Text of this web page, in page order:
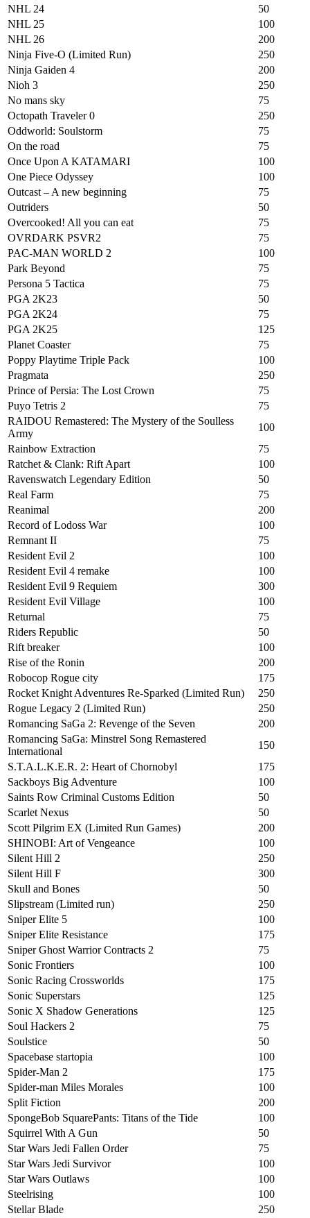
NHL 24
50
NHL 25
100
NHL 26
200
Ninja Five-O (Limited Run)
250
Ninja Gaiden 4
200
Nioh 3
250
No mans sky
75
Octopath Traveler 0
250
Oddworld: Soulstorm
75
On the road
75
Once Upon A KATAMARI
100
One Piece Odyssey
100
Outcast – A new beginning
75
Outriders
50
Overcooked! All you can eat
75
OVRDARK PSVR2
75
PAC-MAN WORLD 2
100
Park Beyond
75
Persona 5 Tactica
75
PGA 2K23
50
PGA 2K24
75
PGA 2K25
125
Planet Coaster
75
Poppy Playtime Triple Pack
100
Pragmata
250
Prince of Persia: The Lost Crown
75
Puyo Tetris 2
75
RAIDOU Remastered: The Mystery of the Soulless
Army
100
Rainbow Extraction
75
Ratchet & Clank: Rift Apart
100
Ravenswatch Legendary Edition
50
Real Farm
75
Reanimal
200
Record of Lodoss War
100
Remnant II
75
Resident Evil 2
100
Resident Evil 4 remake
100
Resident Evil 9 Requiem
300
Resident Evil Village
100
Returnal
75
Riders Republic
50
Rift breaker
100
Rise of the Ronin
200
Robocop Rogue city
175
Rocket Knight Adventures Re-Sparked (Limited Run)
250
Rogue Legacy 2 (Limited Run)
250
Romancing SaGa 2: Revenge of the Seven
200
Romancing SaGa: Minstrel Song Remastered
International
150
S.T.A.L.K.E.R. 2: Heart of Chornobyl
175
Sackboys Big Adventure
100
Saints Row Criminal Customs Edition
50
Scarlet Nexus
50
Scott Pilgrim EX (Limited Run Games)
200
SHINOBI: Art of Vengeance
100
Silent Hill 2
250
Silent Hill F
300
Skull and Bones
50
Slipstream (Limited run)
250
Sniper Elite 5
100
Sniper Elite Resistance
175
Sniper Ghost Warrior Contracts 2
75
Sonic Frontiers
100
Sonic Racing Crossworlds
175
Sonic Superstars
125
Sonic X Shadow Generations
125
Soul Hackers 2
75
Soulstice
50
Spacebase startopia
100
Spider-Man 2
175
Spider-man Miles Morales
100
Split Fiction
200
SpongeBob SquarePants: Titans of the Tide
100
Squirrel With A Gun
50
Star Wars Jedi Fallen Order
75
Star Wars Jedi Survivor
100
Star Wars Outlaws
100
Steelrising
100
Stellar Blade
250